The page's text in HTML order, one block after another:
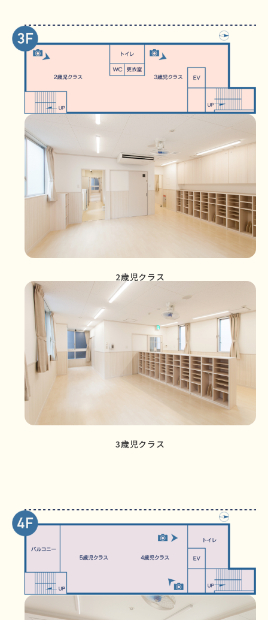
2歳児クラス
3歳児クラス